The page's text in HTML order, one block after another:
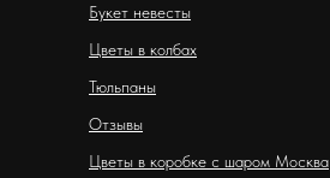
Букет невесты
Цветы в колбах
Тюльпаны
Отзывы
Цветы в коробке с шаром Москва